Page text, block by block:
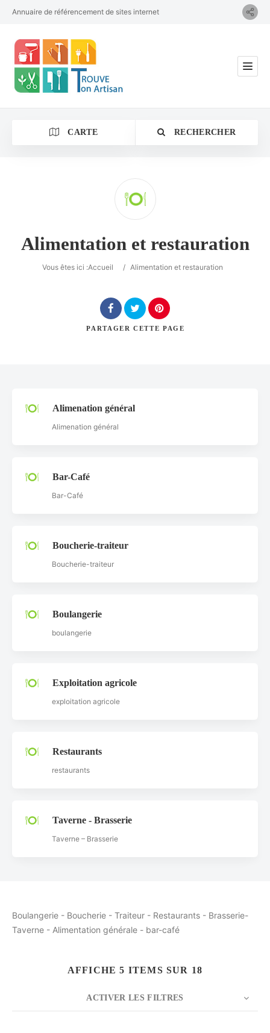
Annuaire de référencement de sites internet
CARTE RECHERCHER
Alimentation et restauration
Vous êtes ici :Accueil / Alimentation et restauration
PARTAGER CETTE PAGE
Alimenation général
Alimenation général
Bar-Café
Bar-Café
Boucherie-traiteur
Boucherie-traiteur
Boulangerie
boulangerie
Exploitation agricole
exploitation agricole
Restaurants
restaurants
Taverne - Brasserie
Taverne – Brasserie
Boulangerie - Boucherie - Traiteur - Restaurants - Brasserie-
Taverne - Alimentation générale - bar-café
AFFICHE 5 ITEMS SUR 18
ACTIVER LES FILTRES